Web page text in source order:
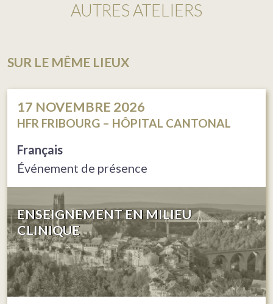
AUTRES ATELIERS
SUR LE MÊME LIEUX
17 NOVEMBRE 2026
HFR FRIBOURG – HÔPITAL CANTONAL
Français
Événement de présence
ENSEIGNEMENT EN MILIEU
CLINIQUE